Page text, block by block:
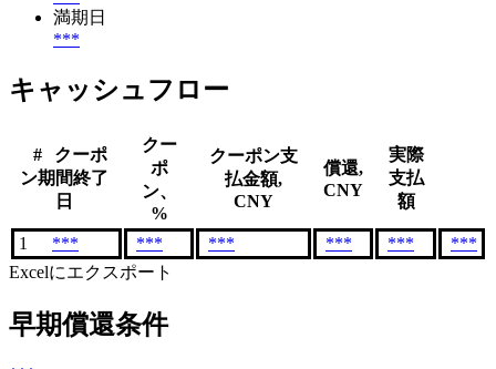
満期日
***
キャッシュフロー
#
クーポ
ン期間終了
日
クー
ポ
ン、
%
クーポン支
払金額,
CNY
償還,
CNY
実際
支払
額
1 *** *** *** *** ***
***
Excelにエクスポート
早期償還条件